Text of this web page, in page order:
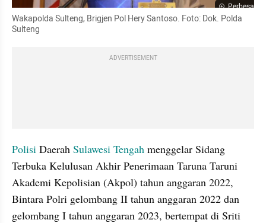
Perbesar
Wakapolda Sulteng, Brigjen Pol Hery Santoso. Foto: Dok. Polda
Sulteng
ADVERTISEMENT
Polisi Daerah Sulawesi Tengah menggelar Sidang
Terbuka Kelulusan Akhir Penerimaan Taruna Taruni
Akademi Kepolisian (Akpol) tahun anggaran 2022,
Bintara Polri gelombang II tahun anggaran 2022 dan
gelombang I tahun anggaran 2023, bertempat di Sriti